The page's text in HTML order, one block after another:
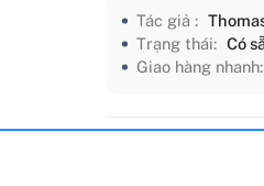
Tác giả :
Trạng thái: Có
Giao hàng nhanh: